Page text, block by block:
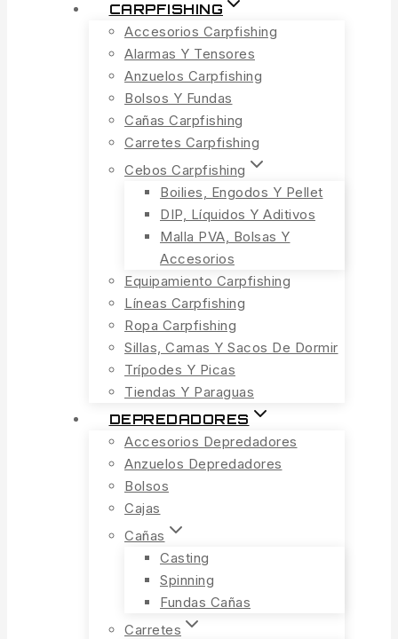
CARPFISHING
Accesorios Carpfishing
Alarmas Y Tensores
Anzuelos Carpfishing
Bolsos Y Fundas
Cañas Carpfishing
Carretes Carpfishing
Cebos Carpfishing
Boilies, Engodos Y Pellet
DIP, Líquidos Y Aditivos
Malla PVA, Bolsas Y
Accesorios
Equipamiento Carpfishing
Líneas Carpfishing
Ropa Carpfishing
Sillas, Camas Y Sacos De Dormir
Trípodes Y Picas
Tiendas Y Paraguas
DEPREDADORES
Accesorios Depredadores
Anzuelos Depredadores
Bolsos
Cajas
Cañas
Casting
Spinning
Fundas Cañas
Carretes